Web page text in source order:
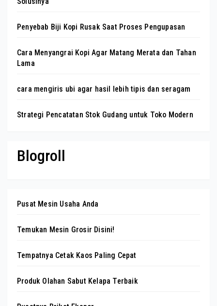
Penyebab Biji Kopi Rusak Saat Proses Pengupasan
Cara Menyangrai Kopi Agar Matang Merata dan Tahan
Lama
cara mengiris ubi agar hasil lebih tipis dan seragam
Strategi Pencatatan Stok Gudang untuk Toko Modern
Blogroll
Pusat Mesin Usaha Anda
Temukan Mesin Grosir Disini!
Tempatnya Cetak Kaos Paling Cepat
Produk Olahan Sabut Kelapa Terbaik